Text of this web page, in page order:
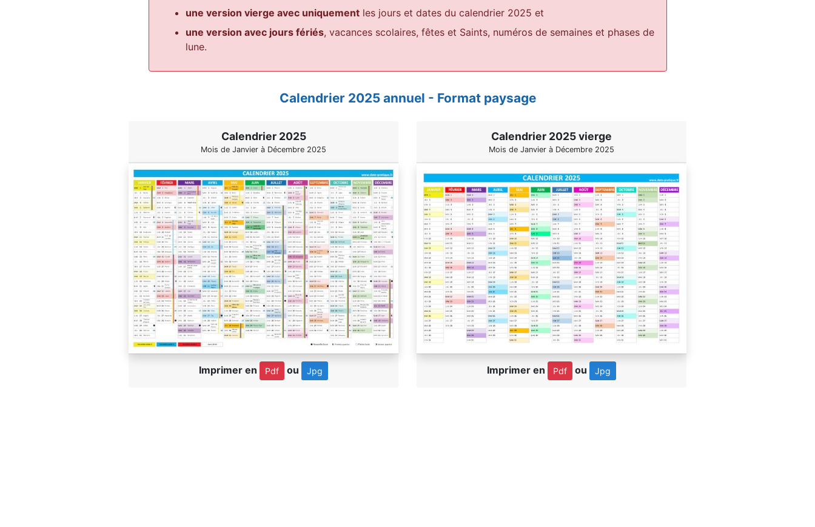
une version vierge avec uniquementles jours et dates du calendrier 2025 et
une version avec jours fériés, vacances scolaires, fêtes et Saints, numéros de semaines et phases de
lune.
Calendrier 2025 annuel - Format paysage
Calendrier 2025
Mois de Janvier à Décembre 2025
Imprimer en Pdf ou Jpg
Calendrier 2025 vierge
Mois de Janvier à Décembre 2025
Imprimer en Pdf ou Jpg